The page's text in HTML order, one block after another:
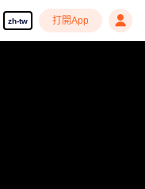
zh-tw 打開App